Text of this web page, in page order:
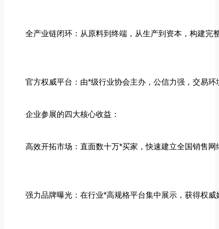
全产业链闭环：从原料到终端，从生产到资本，构建完
官方权威平台：由*级行业协会主办，公信力强，交易环
企业参展的四大核心收益：
高效开拓市场：直面数十万*买家，快速建立全国销售网
强力品牌曝光：在行业*高规格平台集中展示，获得权威